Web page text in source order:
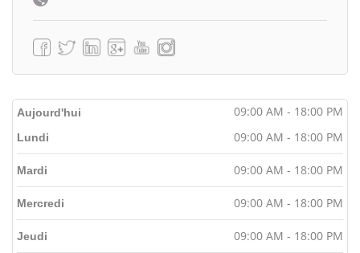
Aujourd'hui 09:00 AM - 18:00 PM
Lundi 09:00 AM - 18:00 PM
Mardi 09:00 AM - 18:00 PM
Mercredi 09:00 AM - 18:00 PM
Jeudi 09:00 AM - 18:00 PM